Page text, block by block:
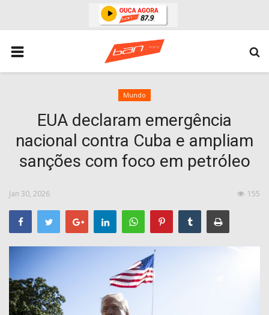
HOME
ESPORTES
POLITICA
ESPERANÇA PB
PARAIBA
ENTRETENIMENTO
MUNDO
BRASIL
COMO ANUNCIAR
PROGRAMAÇÃO
Mundo
EUA declaram emergência
nacional contra Cuba e ampliam
sanções com foco em petróleo
Jan 30, 2026 155